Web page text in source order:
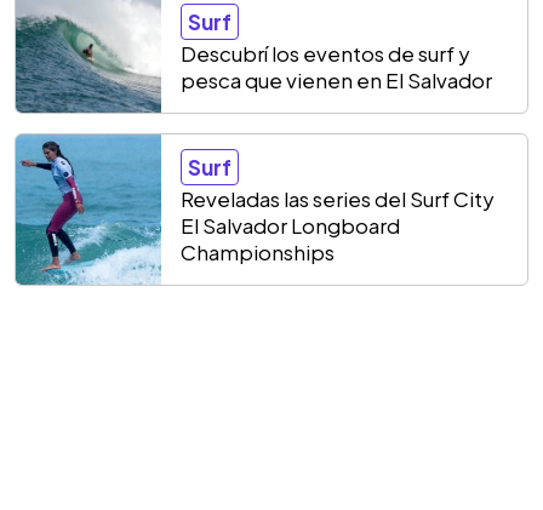
Surf
Descubrí los eventos de surf y
pesca que vienen en El Salvador
Surf
Reveladas las series del Surf City
El Salvador Longboard
Championships